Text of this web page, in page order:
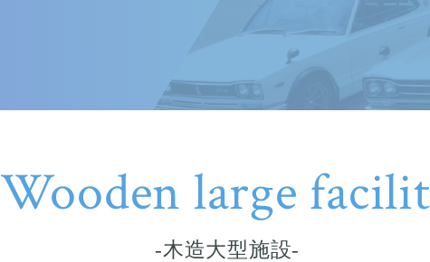
Wooden large
木造大型施設